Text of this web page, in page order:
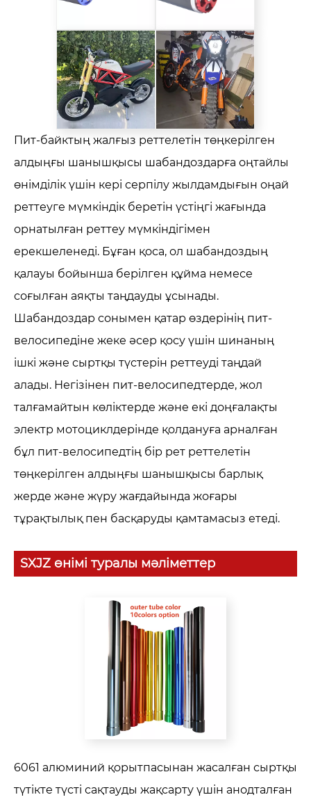
Пит-байктың жалғыз реттелетін төңкерілген
алдыңғы шанышқысы шабандоздарға оңтайлы
өнімділік үшін кері серпілу жылдамдығын оңай
реттеуге мүмкіндік беретін үстіңгі жағында
орнатылған реттеу мүмкіндігімен
ерекшеленеді. Бұған қоса, ол шабандоздың
қалауы бойынша берілген құйма немесе
соғылған аяқты таңдауды ұсынады.
Шабандоздар сонымен қатар өздерінің пит-
велосипедіне жеке әсер қосу үшін шинаның
ішкі және сыртқы түстерін реттеуді таңдай
алады. Негізінен пит-велосипедтерде, жол
талғамайтын көліктерде және екі доңғалақты
электр мотоциклдерінде қолдануға арналған
бұл пит-велосипедтің бір рет реттелетін
төңкерілген алдыңғы шанышқысы барлық
жерде және жүру жағдайында жоғары
тұрақтылық пен басқаруды қамтамасыз етеді.
SXJZ өнімі туралы мәліметтер
6061 алюминий қорытпасынан жасалған сыртқы
түтікте түсті сақтауды жақсарту үшін анодталған